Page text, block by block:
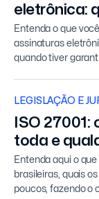
eletrônica:
Entenda o que
assinaturas
quando tiver
LEGISLAÇÃO E
ISO
toda e
Entenda aqui o
brasileiras, quais
poucos, fazendo o